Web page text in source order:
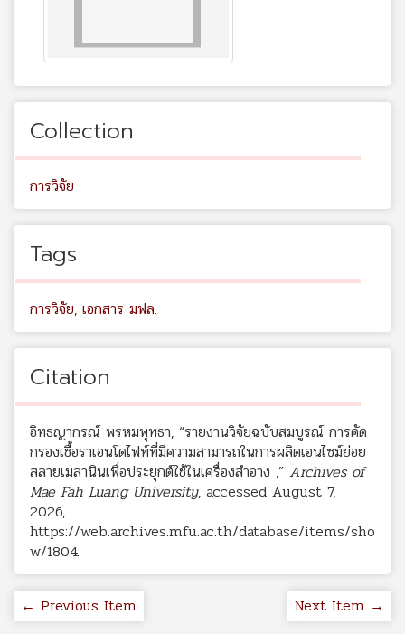
Collection
การวิจัย
Tags
การวิจัย, เอกสาร มฟล.
Citation
อิทธญากรณ์ พรหมพุทธา, “รายงานวิจัยฉบับสมบูรณ์ การคัด
กรองเชื้อราเอนโดไฟท์ที่มีความสามารถในการผลิตเอนไซม์ย่อย
สลายเมลานินเพื่อประยุกต์ใช้ในเครื่องสำอาง ,” Archives of
Mae Fah Luang University, accessed August 7,
2026,
https://web.archives.mfu.ac.th/database/items/sho
w/1804.
← Previous Item Next Item →